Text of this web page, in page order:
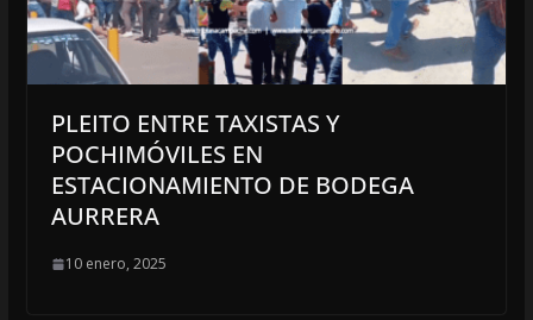
PLEITO ENTRE TAXISTAS Y
POCHIMÓVILES EN
ESTACIONAMIENTO DE BODEGA
AURRERA
10 enero, 2025